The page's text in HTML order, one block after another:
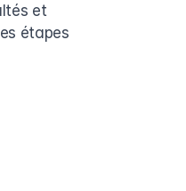
et
étapes